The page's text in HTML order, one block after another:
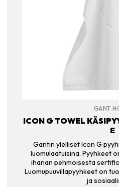
GANT
ICON G TOWEL
E
Gantin ylelliset Icon G
luomulaatuisina. Pyyhkeet
ihanan pehmoisesta
Luomupuuvillapyyhkeet on
ja